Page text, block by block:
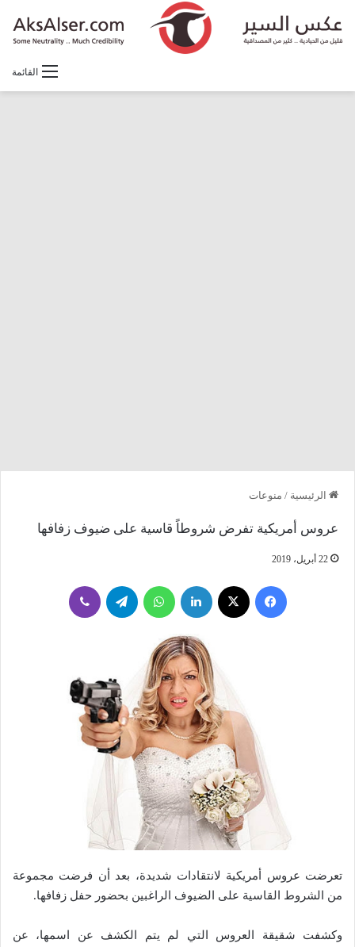
القائمة
الرئيسية / منوعات
عروس أمريكية تفرض شروطاً قاسية على ضيوف زفافها
22 أبريل، 2019
فيسبوك لينكدإن واتساب تيلقرام
تعرضت عروس أمريكية لانتقادات شديدة، بعد أن فرضت مجموعة
من الشروط القاسية على الضيوف الراغبين بحضور حفل زفافها.
وكشفت شقيقة العروس التي لم يتم الكشف عن اسمها، عن